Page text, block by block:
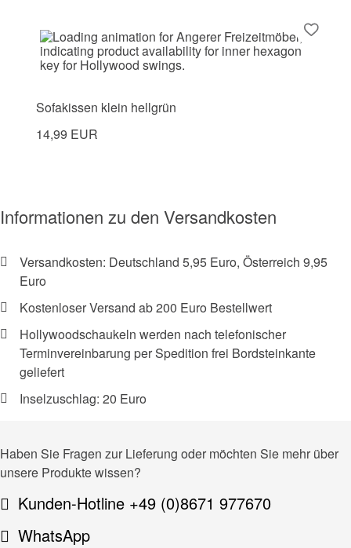
Sofakissen klein hellgrün
14,99 EUR
Informationen zu den Versandkosten
Versandkosten: Deutschland 5,95 Euro, Österreich 9,95
Euro
Kostenloser Versand ab 200 Euro Bestellwert
Hollywoodschaukeln werden nach telefonischer
Terminvereinbarung per Spedition frei Bordsteinkante
geliefert
Inselzuschlag: 20 Euro
Haben Sie Fragen zur Lieferung oder möchten Sie mehr über
unsere Produkte wissen?
Kunden-Hotline +49 (0)8671 977670
WhatsApp